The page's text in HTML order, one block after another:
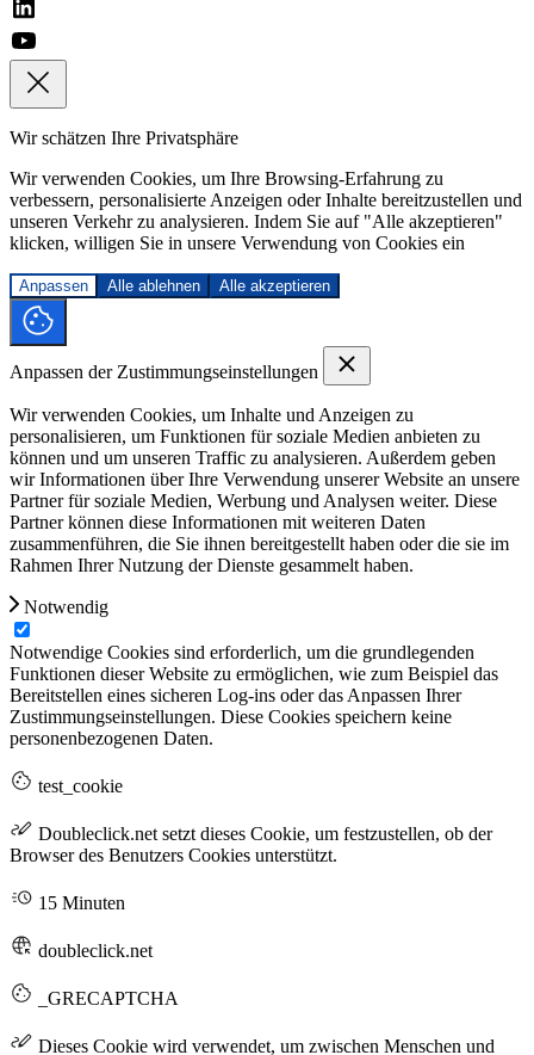
Wir schätzen Ihre Privatsphäre
Wir verwenden Cookies, um Ihre Browsing-Erfahrung zu
verbessern, personalisierte Anzeigen oder Inhalte bereitzustellen und
unseren Verkehr zu analysieren. Indem Sie auf "Alle akzeptieren"
klicken, willigen Sie in unsere Verwendung von Cookies ein
Anpassen Alle ablehnen Alle akzeptieren
Anpassen der Zustimmungseinstellungen
Wir verwenden Cookies, um Inhalte und Anzeigen zu
personalisieren, um Funktionen für soziale Medien anbieten zu
können und um unseren Traffic zu analysieren. Außerdem geben
wir Informationen über Ihre Verwendung unserer Website an unsere
Partner für soziale Medien, Werbung und Analysen weiter. Diese
Partner können diese Informationen mit weiteren Daten
zusammenführen, die Sie ihnen bereitgestellt haben oder die sie im
Rahmen Ihrer Nutzung der Dienste gesammelt haben.
Notwendig
Notwendige Cookies sind erforderlich, um die grundlegenden
Funktionen dieser Website zu ermöglichen, wie zum Beispiel das
Bereitstellen eines sicheren Log-ins oder das Anpassen Ihrer
Zustimmungseinstellungen. Diese Cookies speichern keine
personenbezogenen Daten.
test_cookie
Doubleclick.net setzt dieses Cookie, um festzustellen, ob der
Browser des Benutzers Cookies unterstützt.
15 Minuten
doubleclick.net
_GRECAPTCHA
Dieses Cookie wird verwendet, um zwischen Menschen und